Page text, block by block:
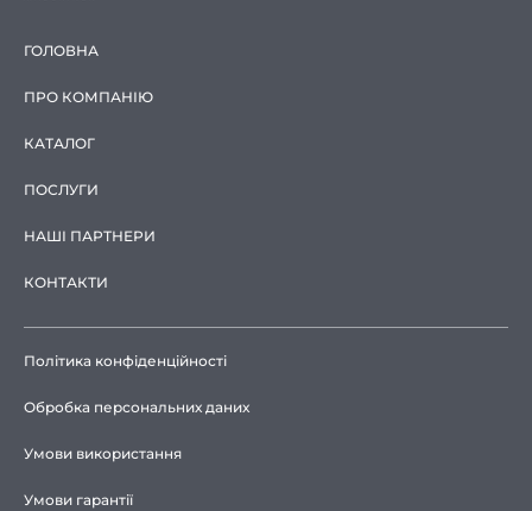
ГОЛОВНА
ПРО КОМПАНІЮ
КАТАЛОГ
ПОСЛУГИ
НАШІ ПАРТНЕРИ
КОНТАКТИ
Політика конфіденційності
Обробка персональних даних
Умови використання
Умови гарантії